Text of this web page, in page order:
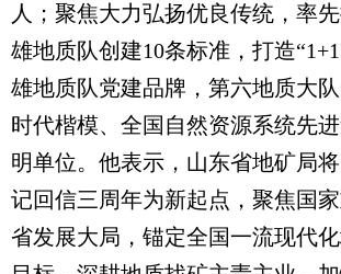
人；聚焦大力弘扬优良传统，率
雄地质队创建10条标准，打造
雄地质队党建品牌，第六地质大
时代楷模、全国自然资源系统先
明单位。他表示，山东省地矿局
记回信三周年为新起点，聚焦国
省发展大局，锚定全国一流现代